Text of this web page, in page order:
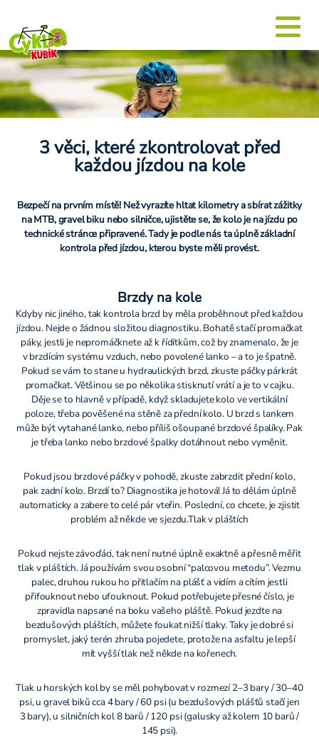
3 věci, které zkontrolovat před
každou jízdou na kole
Bezpečí na prvním místě! Než vyrazíte hltat kilometry a sbírat zážitky
na MTB, gravel biku nebo silničce, ujistěte se, že kolo je na jízdu po
technické stránce připravené. Tady je podle nás ta úplně základní
kontrola před jízdou, kterou byste měli provést.
Brzdy na kole
Kdyby nic jiného, tak kontrola brzd by měla proběhnout před každou
jízdou. Nejde o žádnou složitou diagnostiku. Bohatě stačí promačkat
páky, jestli je nepromáčknete až k řídítkům, což by znamenalo, že je
v brzdícím systému vzduch, nebo povolené lanko – a to je špatně.
Pokud se vám to stane u hydraulických brzd, zkuste páčky párkrát
promačkat. Většinou se po několika stisknutí vrátí a je to v cajku.
Děje se to hlavně v případě, když skladujete kolo ve vertikální
poloze, třeba pověšené na stěně za přední kolo. U brzd s lankem
může být vytahané lanko, nebo příliš ošoupané brzdové špalíky. Pak
je třeba lanko nebo brzdové špalky dotáhnout nebo vyměnit.
Pokud jsou brzdové páčky v pohodě, zkuste zabrzdit přední kolo,
pak zadní kolo. Brzdí to? Diagnostika je hotová! Já to dělám úplně
automaticky a zabere to celé pár vteřin. Poslední, co chcete, je zjistit
problém až někde ve sjezdu.Tlak v pláštích
Pokud nejste závoďáci, tak není nutné úplně exaktně a přesně měřit
tlak v pláštích. Já používám svou osobní “palcovou metodu”. Vezmu
palec, druhou rukou ho přitlačím na plášť a vidím a cítím jestli
přifouknout nebo ufouknout. Pokud potřebujete přesné číslo, je
zpravidla napsané na boku vašeho pláště. Pokud jezdte na
bezdušových pláštích, můžete foukat nižší tlaky. Taky je dobré si
promyslet, jaký terén zhruba pojedete, protože na asfaltu je lepší
mít vyšší tlak než někde na kořenech.
Tlak u horských kol by se měl pohybovat v rozmezí 2–3 bary / 30–40
psi, u gravel biků cca 4 bary / 60 psi (u bezdušových plášťů stačí jen
3 bary), u silničních kol 8 barů / 120 psi (galusky až kolem 10 barů /
145 psi).